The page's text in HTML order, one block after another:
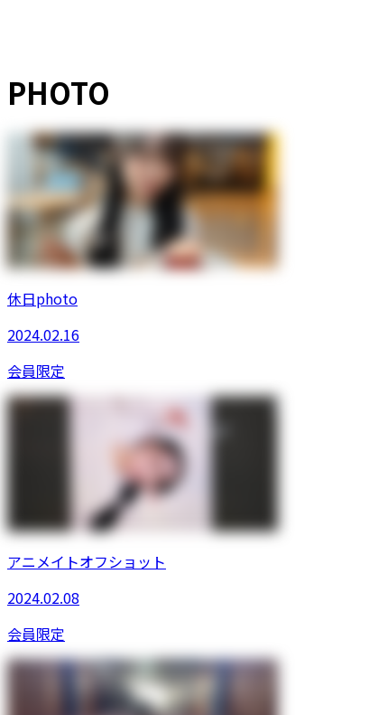
PHOTO
休日photo
2024.02.16
会員限定
アニメイトオフショット
2024.02.08
会員限定